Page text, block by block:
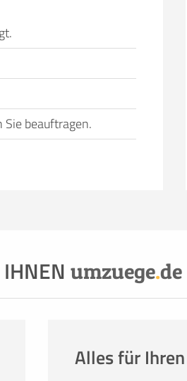
beauftragen.
von Profis in
umzuege.de
Alles für